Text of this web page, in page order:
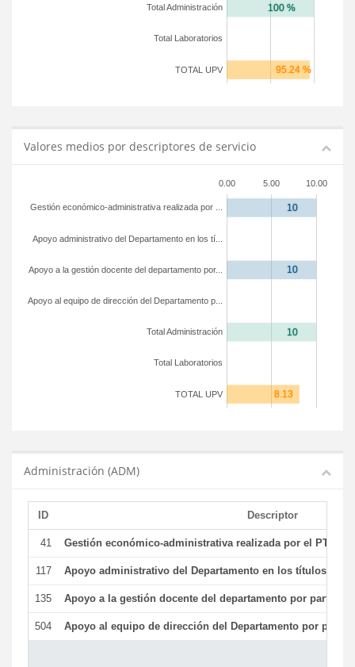
TOTAL UPV
Total Laboratorios
Total Administración
Valores medios por descriptores de servicio
0.00 5.00 10.00
TOTAL UPV
Total Laboratorios
Total Administración
Apoyo al equipo de dirección del Departamento p...
Apoyo a la gestión docente del departamento por...
Apoyo administrativo del Departamento en los tí...
Gestión económico-administrativa realizada por ...
Administración (ADM)
ID Descriptor
41 Gestión económico-administrativa realizada por el PTGAS
117 Apoyo administrativo del Departamento en los títulos de
135 Apoyo a la gestión docente del departamento por parte
504 Apoyo al equipo de dirección del Departamento por parte